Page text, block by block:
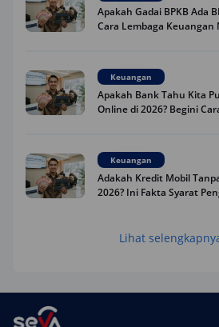
Apakah Gadai BPKB Ada
Cara Lembaga Keuangan
Keuangan
Apakah Bank Tahu Kita
Online di 2026? Begini
Keuangan
Adakah Kredit Mobil
2026? Ini Fakta Syarat
Keuangan
Terpercaya
Lihat